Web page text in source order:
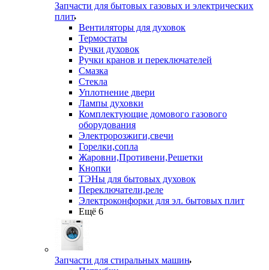
Запчасти для бытовых газовых и электрических
плит
Вентиляторы для духовок
Термостаты
Ручки духовок
Ручки кранов и переключателей
Смазка
Стекла
Уплотнение двери
Лампы духовки
Комплектующие домового газового
оборудования
Электророзжиги,свечи
Горелки,сопла
Жаровни,Противени,Решетки
Кнопки
ТЭНы для бытовых духовок
Переключатели,реле
Электроконфорки для эл. бытовых плит
Ещё 6
Запчасти для стиральных машин